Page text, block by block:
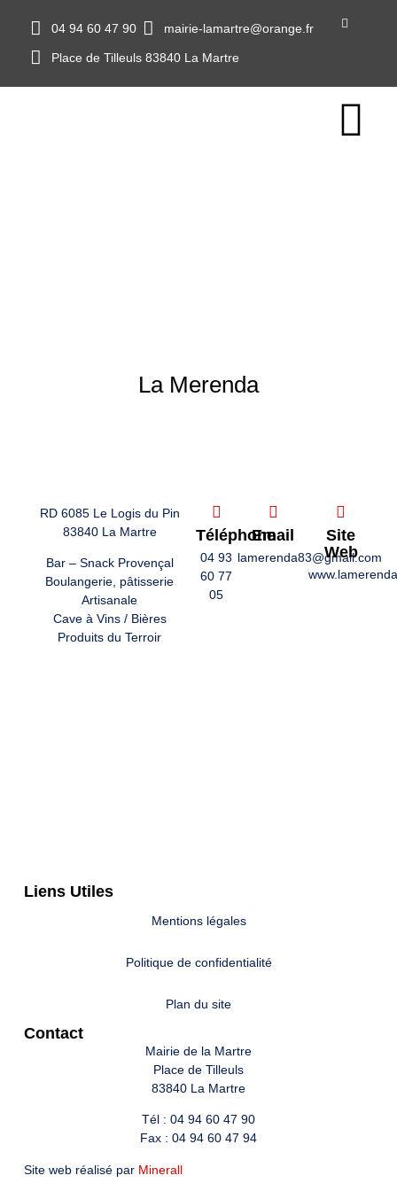
04 94 60 47 90 mairie-lamartre@orange.fr
Place de Tilleuls 83840 La Martre
La Merenda
RD 6085 Le Logis du Pin
83840 La Martre
Bar – Snack Provençal
Boulangerie, pâtisserie
Artisanale
Cave à Vins / Bières
Produits du Terroir
Téléphone
04 93
60 77
05
Email
lamerenda83@gmail.com
Site
Web
Liens Utiles
Mentions légales
Politique de confidentialité
Plan du site
Contact
Mairie de la Martre
Place de Tilleuls
83840 La Martre
Tél : 04 94 60 47 90
Fax : 04 94 60 47 94
Site web réalisé par Minerall